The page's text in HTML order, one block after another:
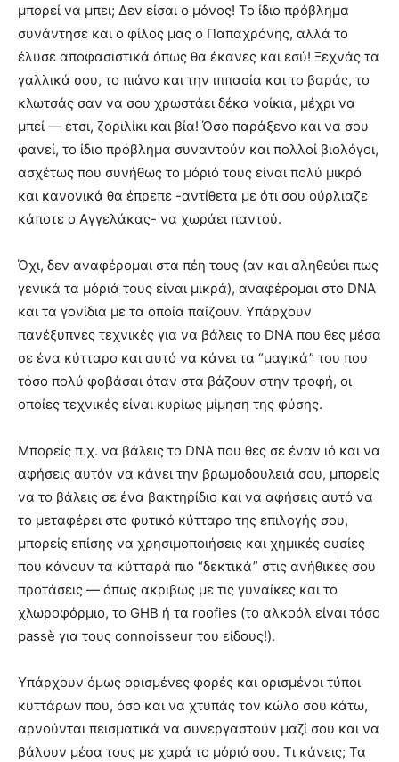
μπορεί να μπει; Δεν είσαι ο μόνος! Το ίδιο πρόβλημα
συνάντησε και ο φίλος μας ο Παπαχρόνης, αλλά το
έλυσε αποφασιστικά όπως θα έκανες και εσύ! Ξεχνάς τα
γαλλικά σου, το πιάνο και την ιππασία και το βαράς, το
κλωτσάς σαν να σου χρωστάει δέκα νοίκια, μέχρι να
μπεί — έτσι, ζοριλίκι και βία! Όσο παράξενο και να σου
φανεί, το ίδιο πρόβλημα συναντούν και πολλοί βιολόγοι,
ασχέτως που συνήθως το μόριό τους είναι πολύ μικρό
και κανονικά θα έπρεπε -αντίθετα με ότι σου ούρλιαζε
κάποτε ο Αγγελάκας- να χωράει παντού.
Όχι, δεν αναφέρομαι στα πέη τους (αν και αληθεύει πως
γενικά τα μόριά τους είναι μικρά), αναφέρομαι στο DNA
και τα γονίδια με τα οποία παίζουν. Υπάρχουν
πανέξυπνες τεχνικές για να βάλεις το DNA που θες μέσα
σε ένα κύτταρο και αυτό να κάνει τα “μαγικά” του που
τόσο πολύ φοβάσαι όταν στα βάζουν στην τροφή, οι
οποίες τεχνικές είναι κυρίως μίμηση της φύσης.
Μπορείς π.χ. να βάλεις το DNA που θες σε έναν ιό και να
αφήσεις αυτόν να κάνει την βρωμοδουλειά σου, μπορείς
να το βάλεις σε ένα βακτηρίδιο και να αφήσεις αυτό να
το μεταφέρει στο φυτικό κύτταρο της επιλογής σου,
μπορείς επίσης να χρησιμοποιήσεις και χημικές ουσίες
που κάνουν τα κύτταρά πιο “δεκτικά” στις ανήθικές σου
προτάσεις — όπως ακριβώς με τις γυναίκες και το
χλωροφόρμιο, το GHB ή τα roofies (το αλκοόλ είναι τόσο
passè για τους connoisseur του είδους!).
Υπάρχουν όμως ορισμένες φορές και ορισμένοι τύποι
κυττάρων που, όσο και να χτυπάς τον κώλο σου κάτω,
αρνούνται πεισματικά να συνεργαστούν μαζί σου και να
βάλουν μέσα τους με χαρά το μόριό σου. Τι κάνεις; Τα